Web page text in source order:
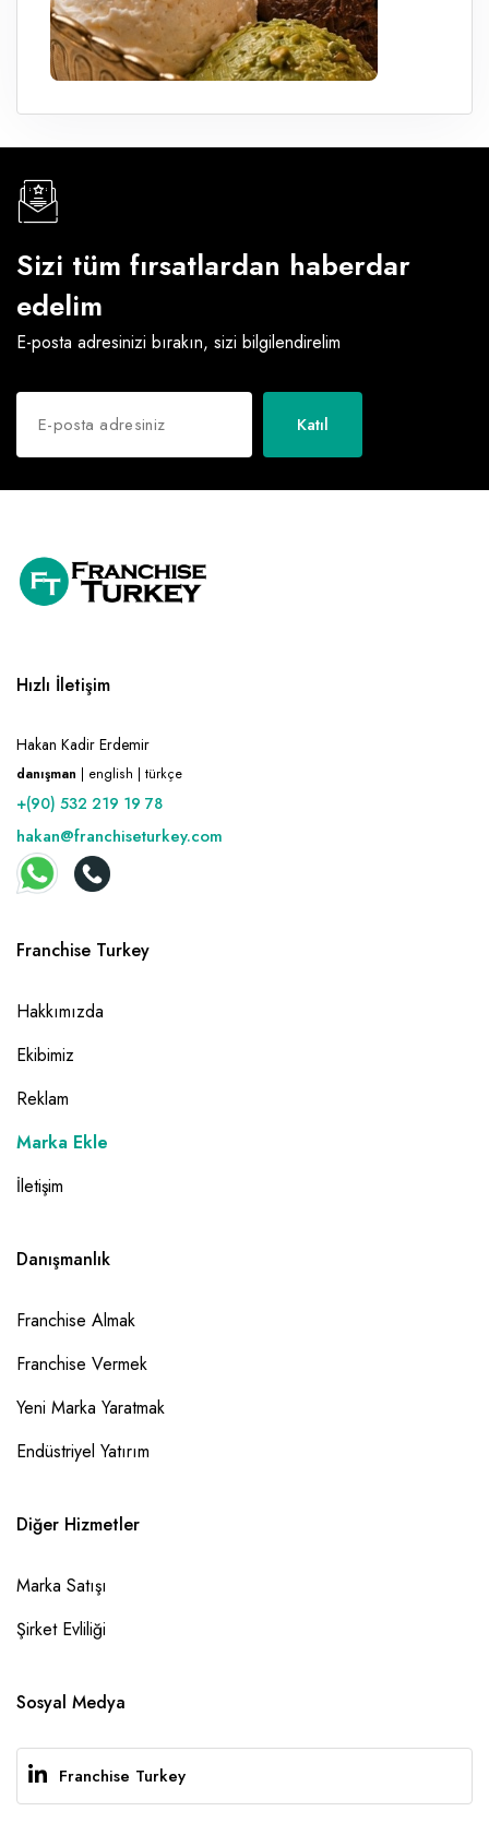
Sizi tüm fırsatlardan haberdar
edelim
E-posta adresinizi bırakın, sizi bilgilendirelim
Katıl
Hızlı İletişim
Hakan Kadir Erdemir
danışman | english | türkçe
+(90) 532 219 19 78
hakan@franchiseturkey.com
Franchise Turkey
Hakkımızda
Ekibimiz
Reklam
Marka Ekle
İletişim
Danışmanlık
Franchise Almak
Franchise Vermek
Yeni Marka Yaratmak
Endüstriyel Yatırım
Diğer Hizmetler
Marka Satışı
Şirket Evliliği
Sosyal Medya
Franchise Turkey